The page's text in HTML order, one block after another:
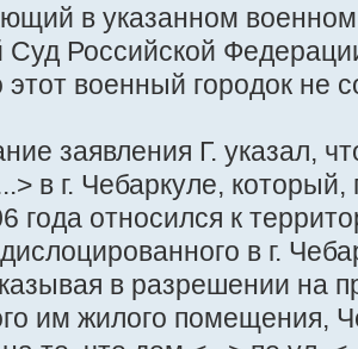
в указанном
Суд Российской
этот военный городок не
заявления Г. указал,
в г. Чебаркуле,
года относился к
в г.
в разрешении на
им жилого помещения,